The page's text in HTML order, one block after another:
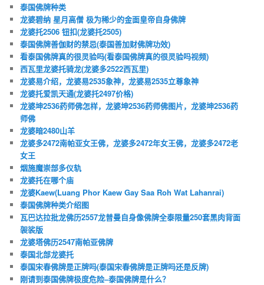
泰国佛牌种类
龙婆碧纳 星月高僧 极为稀少的金面皇帝自身佛牌
龙婆托2506 钮扣(龙婆托2505)
泰国佛牌善伽财的禁忌(泰国善加财佛牌功效)
看泰国佛牌真的很灵验吗(看泰国佛牌真的很灵验吗视频)
西瓦里龙婆托骑龙(龙婆多2522西瓦里)
龙婆易介绍，龙婆易2535象神，龙婆易2535立尊象神
龙婆托爱凯天通(龙婆托2497价格)
龙婆坤2536药师佛怎样，龙婆坤2536药师佛图片，龙婆坤2536药
师佛
龙婆暗2480山羊
龙婆多2472南帕亚女王佛，龙婆多2472年女王佛，龙婆多2472老
女王
烟施魔崇部多仪轨
龙婆托在哪个庙
龙婆Kaew(Luang Phor Kaew Gay Saa Roh Wat Lahanrai)
泰国佛牌种类介绍图
瓦巴达拉批龙佛历2557龙普曼自身像佛牌全泰限量250套黑肉背面
袈裟版
龙婆塔佛历2547南帕亚佛牌
泰国北部龙婆托
泰国宋春佛牌是正牌吗(泰国宋春佛牌是正牌吗还是反牌)
刚请到泰国佛牌极度危险–泰国佛牌是什么？